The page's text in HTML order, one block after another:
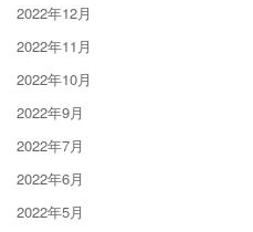
2022年12月
2022年11月
2022年10月
2022年9月
2022年7月
2022年6月
2022年5月